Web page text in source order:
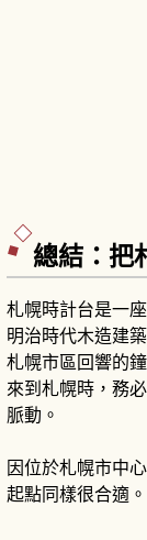
總結：把
札幌時計台是一
明治時代木造建
札幌市區回響的
來到札幌時，務
脈動。
因位於札幌市中
起點同樣很合適。